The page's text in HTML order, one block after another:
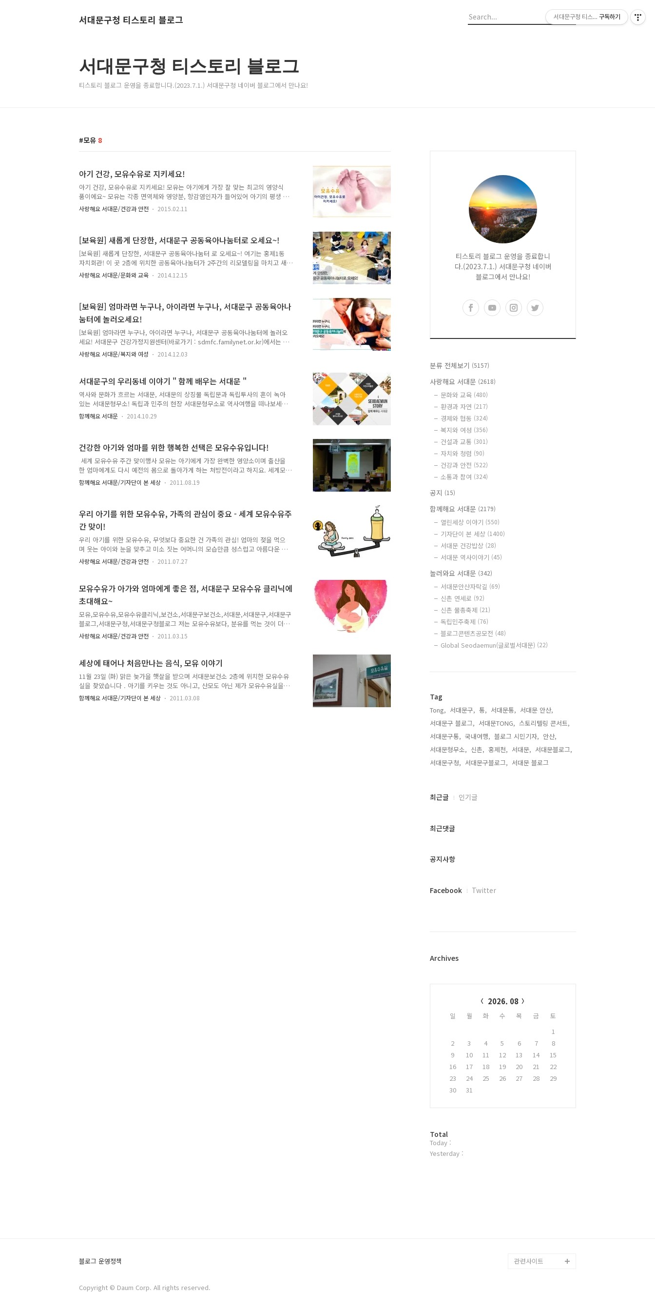
서대문구청 티스토리 블로그
서대문구청 티스토리 블로그
티스토리 블로그 운영을 종료합니다.(2023.7.1.) 서대문구청 네이버 블로그에서 만나요!
모유 8
아기 건강, 모유수유로 지키세요!
아기 건강, 모유수유로 지키세요! 모유는 아기에게 가장 잘 맞는 최고의 영양식
품이에요~ 모유는 각종 면역체와 영양분, 항감염인자가 들어있어 아기의 평생 건
강과 성장을 도와준답니다. 지기와 함께 우리 아이 모유수유 함께 알아볼까요~
모유수유는 엄마에게 좋아요! 산후 자궁수축 및 체중조절에 좋으며 피임 효과가
들어있어 평생 아기의 건강과 성장발육에 도움을 줍니다. 모유는 알레르기 걸릴
확율을 감소키시고 IQ, EQ 발달에 도움을 줍니다. 치아건강과 얼굴 근육 발달에
도움을 주고, 빈혈과 비만 가능성을 감소시킵니다. 모유를 잘 나오게 하는 방법
모유를 하루에..
사랑해요 서대문/건강과 안전 2015.02.11
[보육원] 새롭게 단장한, 서대문구 공동육아나눔터로 오세요~!
[보육원] 새롭게 단장한, 서대문구 공동육아나눔터 로 오세요~! 여기는 홍제1동
자치회관! 이 곳 2층에 위치한 공동육아나눔터가 2주간의 리모델링을 마치고 새
롭게 문을 열었습니다! 나눔터는 연령대별 장난감과 도서, 장난감소독기, 모유수
유실 등을 갖추고 있어 영유아를 양육하는 부모님들의 걱정을 한시름 덜어 들일
엄마의 재능을 활용한 '자녀 양육 품앗이 모임'이 구성되어 있다는 점! 지기가 한
번 소개해드렸었죠? (↓를 누르시면 자세히 알 수 있답니다^^) [보육원] 엄마라
면 누구나, 아이라면 누구나, 서대문구 공동육아나눔터에 놀러오세요! 지기는 너
무 자랑..
사랑해요 서대문/문화와 교육 2014.12.15
[보육원] 엄마라면 누구나, 아이라면 누구나, 서대문구 공동육아나
눔터에 놀러오세요!
[보육원] 엄마라면 누구나, 아이라면 누구나, 서대문구 공동육아나눔터에 놀러오
세요! 서대문구 건강가정지원센터(바로가기 : sdmfc.familynet.or.kr)에서는 지
역 주민의 삶의 질 향상과 건강한 가정을 만들기 위해 가족돌봄나눔, 가족교육·
문화, 가족상담, 지역사회연계, 아이돌봄지원, 가족역량강화 등 좋은 일은 많이
로 지난 10월 리모델링을 실시하여 지역중심의 양육친화적인 환경을 조성하고
아이들이 신나게 뛰어 놀 수 있는 공간으로 새롭게 단장되었습니다. 서대문구 공
동육아나눔터는 아이를 양육하는 부모님과 아이들이 함께 만들어가는 공간으로
연령대별 장난감과 도서들이 비치되어 있고 장난감 소독기와 모유 수유실 등이
준비되어 어린아..
사랑해요 서대문/복지와 여성 2014.12.03
서대문구의 우리동네 이야기 " 함께 배우는 서대문 "
역사와 문화가 흐르는 서대문, 서대문의 상징물 독립문과 독립투사의 혼이 녹아
있는 서대문형무소! 독립과 민주의 현장 서대문형무소로 역사여행을 떠나보세요
~나라사랑의 실천 어렵지 않아요~^^ 책을 좋아하던 딸을 기리기 위해 건립금을
기부한 부모님의 사랑으로 지어진 구립이진아기념도서관으로 책의 향기를 느끼
면 도로가에 널찍하게 자리하고 있는 독립문 공원이 나타납니다. 머리 위로 인왕
산이 보이고 나무도 우거져 잠시 쉬어가기 좋은 쉼터죠. 길가에서 파리의 개선문
을 닮은 이국적인 모양새로 우뚝 서서 눈길을 끄는 것이 있는 데 바로 독립문(사
적 제32호)입니다...
함께해요 서대문 2014.10.29
건강한 아기와 엄마를 위한 행복한 선택은 모유수유입니다!
세계 모유수유 주간 맞이행사 모유는 아기에게 가장 완벽한 영양소이며 출산을
한 엄마에게도 다시 예전의 몸으로 돌아가게 하는 처방전이라고 하지요. 세계모
유수유 주간을 맞아 모유의 중요성을 알리고 지역사회와 병원 등의 관심과 지지
를 얻고자 서대문구에서 을 서대문구 이진아기념도서관에서 7월 30일(토) 오후 3
다. ^^ 참가 접수 및 신생아 안아보기 체험 행사에 참가한 임산부 부부는 참가비
를 내고 행사에 참여할 수 있었는데요. 행사전 '신생아 안아보기 체험'에서 곧 만
날 아기를 기대하며 체험해 보는 시간을 가졌습니다. 세..
함께해요 서대문/기자단이 본 세상 2011.08.19
우리 아기를 위한 모유수유, 가족의 관심이 중요 - 세계 모유수유주
간 맞이!
우리 아기를 위한 모유수유, 무엇보다 중요한 건 가족의 관심! 엄마의 젖을 먹으
며 웃는 아이와 눈을 맞추고 미소 짓는 어머니의 모습만큼 성스럽고 아름다운 것
은 없습니다. 매년 8월 1일 ~ 8월 7일이 모유수유주간이라는 것을 알고 계신가
요? 그러나 우리나라 여성의 사회 참여가 점점 늘어나면서 그만큼 모유를 먹는
기에게 가장 필요한 영양뿐만 아니라 엄마와의 사랑의 교감을 할 수 있는 가장
첫 번째 통로 랍니다. 엄마와 아이가 행복한 나라를 만들기 위해서는 가족의 관
심과 사회의 배려가 함께 있어야겠죠? 오늘은 TONG과 함께 모유에 대해서 이야
기 나누겠습니다^^ 아이에게 가장 좋은 음식 – 엄마의 사랑, 모유 엄마 젖만큼
아기에게 ..
사랑해요 서대문/건강과 안전 2011.07.27
모유수유가 아가와 엄마에게 좋은 점, 서대문구 모유수유 클리닉에
초대해요~
모유,모유수유,모유수유클리닉,보건소,서대문구보건소,서대문,서대문구,서대문구
블로그,서대문구청,서대문구청블로그 저는 모유수유보다, 분유를 먹는 것이 더
현대적이고 좋다는 분위기 속에서 자랐어요. 하지만 최근들어 다시 모유가 아기
에게 훨씬 더 좋다는 의견이 많은데요. 간단히 생각해봐도 엄마가 주는 모유와,
좋을 거라고 생각됩니다. 따라서 피치 못할 사정이 있는 경우를 제외하고는 아가
에게 모유수유를 하는 것이 더 좋다고 생각해요. 요즘은 공공장소에도 모유수유
실이 따로 있을만큼 아가와 엄마들을 많이 배려하고 있고요. 또 모유수유하는 방
법과 자세를 잘 알아두면 훨씬 수월하게 아가에게 모유수유를 할 수 있다고 하네
요. 모유수유가 아가에게 ..
사랑해요 서대문/건강과 안전 2011.03.15
세상에 태어나 처음만나는 음식, 모유 이야기
11월 23일 (화) 맑은 늦가을 햇살을 받으며 서대문보건소 2층에 위치한 모유수유
실을 찾았습니다 . 아기를 키우는 것도 아니고, 산모도 아닌 제가 모유수유실을
찾은 이유는 다름 아닌 모유특강때문이었어요~^^ 매월 넷째 주 화요일 오전 10
시부터 12시까지 보건소에서 모유에 대한 특강이 진행되는데요, 전화로 미리 신
함께해요 서대문/기자단이 본 세상 2011.03.08
티스토리 블로그 운영을 종료합니
다.(2023.7.1.) 서대문구청 네이버
블로그에서 만나요!
분류 전체보기 (5157)
사랑해요 서대문 (2618)
문화와 교육 (480)
환경과 자연 (217)
경제와 협동 (324)
복지와 여성 (356)
건설과 교통 (301)
자치와 청렴 (90)
건강과 안전 (522)
소통과 참여 (324)
공지 (15)
함께해요 서대문 (2179)
열린세상 이야기 (550)
기자단이 본 세상 (1400)
서대문 건강밥상 (28)
서대문 역사이야기 (45)
놀러와요 서대문 (342)
서대문안산자락길 (69)
신촌 연세로 (92)
신촌 물총축제 (21)
독립민주축제 (76)
블로그콘텐츠공모전 (48)
Global Seodaemun(글로벌서대문) (22)
Tag
Tong, 서대문구, 통, 서대문통, 서대문 안산,
서대문구 블로그, 서대문TONG, 스토리텔링 콘서트,
서대문구통, 국내여행, 블로그 시민기자, 안산,
서대문형무소, 신촌, 홍제천, 서대문, 서대문블로그,
서대문구청, 서대문구블로그, 서대문 블로그,
최
과
글
최근글 인기글
최근댓글
공지사항
페
플
Facebook Twitter
Archives
2026. 08
일 월 화 수 목 금
토
1
2
3 4 5 6 7
8
9
10 11 12 13 14
15
16
17 18 19 20 21
22
23
24 25 26 27 28
29
30
31
방
문
자
Total
Today :
Yesterday :
블로그 운영정책
Copyright © Daum Corp. All rights reserved.
관련사이트
서대문구청 티스토리 블로그
구독하기